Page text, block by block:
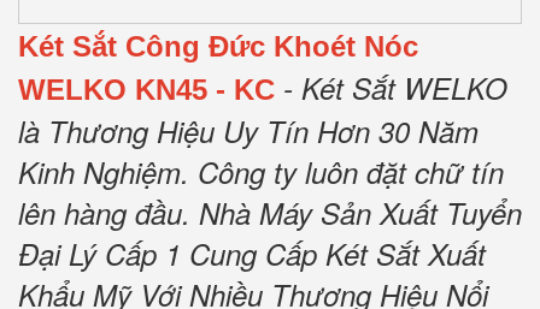
Két Sắt Công Đức Khoét Nóc
WELKO KN45 - KC - Két Sắt WELKO
là Thương Hiệu Uy Tín Hơn 30 Năm
Kinh Nghiệm. Công ty luôn đặt chữ tín
lên hàng đầu. Nhà Máy Sản Xuất Tuyển
Đại Lý Cấp 1 Cung Cấp Két Sắt Xuất
Khẩu Mỹ Với Nhiều Thương Hiệu Nổi